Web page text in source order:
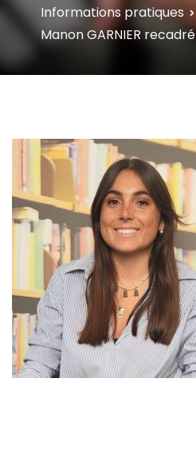
Informations pratiques
Manon GARNIER recadré